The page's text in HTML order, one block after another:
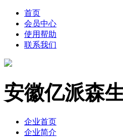
首页
会员中心
使用帮助
联系我们
安徽亿派森
企业首页
企业简介